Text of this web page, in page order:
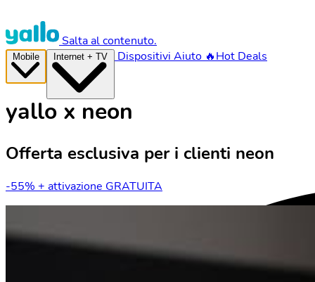
Salta al contenuto.
Dispositivi Aiuto 🔥Hot Deals
yallo x neon
Offerta esclusiva per i clienti neon
-55% + attivazione GRATUITA